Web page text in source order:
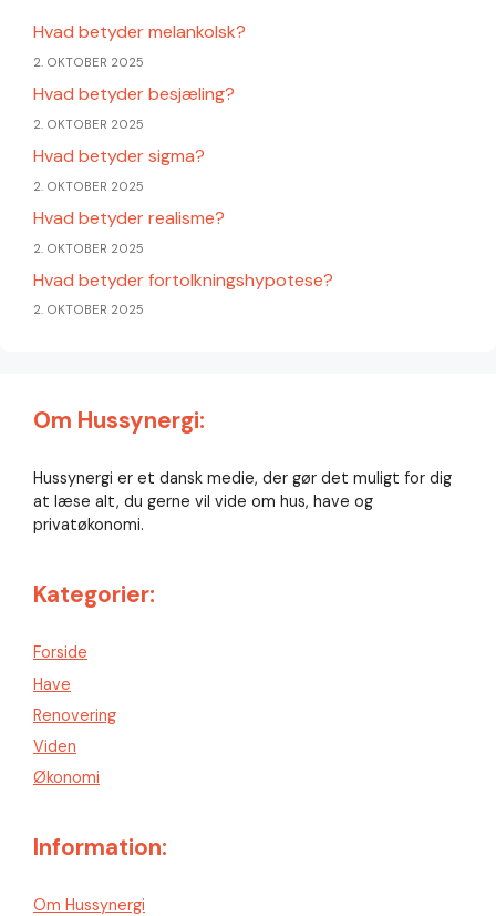
Hvad betyder melankolsk?
2. OKTOBER 2025
Hvad betyder besjæling?
2. OKTOBER 2025
Hvad betyder sigma?
2. OKTOBER 2025
Hvad betyder realisme?
2. OKTOBER 2025
Hvad betyder fortolkningshypotese?
2. OKTOBER 2025
Om Hussynergi:
Hussynergi er et dansk medie, der gør det muligt for dig
at læse alt, du gerne vil vide om hus, have og
privatøkonomi.
Kategorier:
Forside
Have
Renovering
Viden
Økonomi
Information:
Om Hussynergi